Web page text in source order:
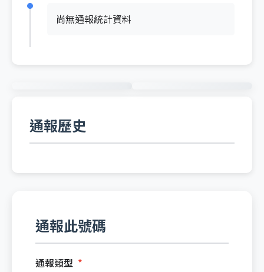
尚無通報統計資料
通報歷史
通報此號碼
通報類型 *